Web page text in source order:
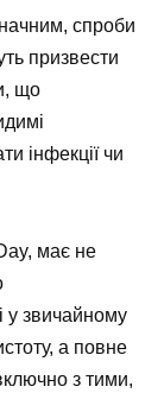
спроби
призвести
що
інфекції чи
має не
у звичайному
а повне
з тими,